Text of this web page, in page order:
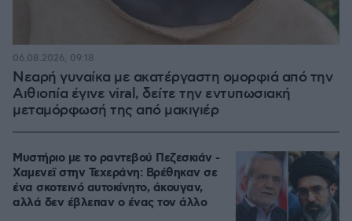
Νεαρή γυναίκα με ακατέργαστη ομορφιά από την
Αιθιοπία έγινε viral, δείτε την εντυπωσιακή
μεταμόρφωσή της από μακιγιέρ
06.08.2026, 09:18
Μυστήριο με το ραντεβού Πεζεσκιάν -
Χαμενεϊ στην Τεχεράνη: Βρέθηκαν σε
ένα σκοτεινό αυτοκίνητο, άκουγαν,
αλλά δεν έβλεπαν ο ένας τον άλλο